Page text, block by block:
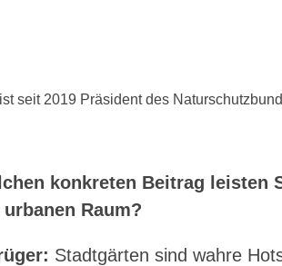
seit 2019 Präsident des
konkreten Beitrag leisten
Raum?
Stadtgärten sind wahre